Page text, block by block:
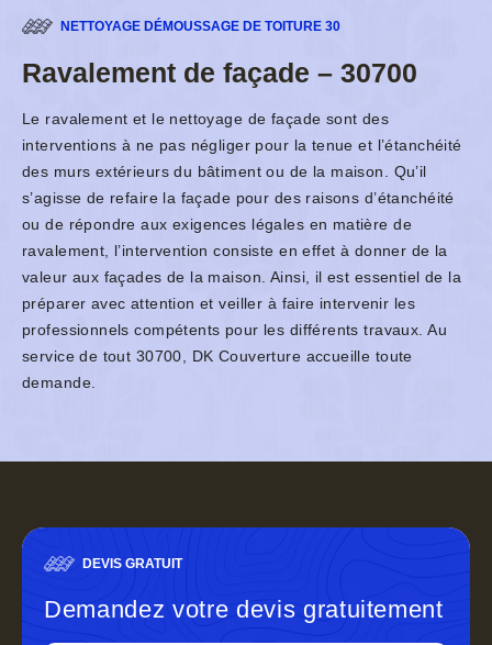
NETTOYAGE DÉMOUSSAGE DE TOITURE 30
Ravalement de façade – 30700
Le ravalement et le nettoyage de façade sont des
interventions à ne pas négliger pour la tenue et l’étanchéité
des murs extérieurs du bâtiment ou de la maison. Qu’il
s’agisse de refaire la façade pour des raisons d’étanchéité
ou de répondre aux exigences légales en matière de
ravalement, l’intervention consiste en effet à donner de la
valeur aux façades de la maison. Ainsi, il est essentiel de la
préparer avec attention et veiller à faire intervenir les
professionnels compétents pour les différents travaux. Au
service de tout 30700, DK Couverture accueille toute
demande.
DEVIS GRATUIT
Demandez votre devis gratuitement